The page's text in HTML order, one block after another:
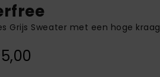
Grijs Sweater met een hoge kraag